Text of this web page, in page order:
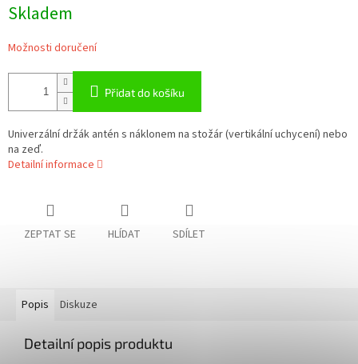
Skladem
Možnosti doručení
Přidat do košíku
Univerzální držák antén s náklonem na stožár (vertikální uchycení) nebo
na zeď.
Detailní informace
ZEPTAT SE HLÍDAT SDÍLET
Popis Diskuze
Detailní popis produktu